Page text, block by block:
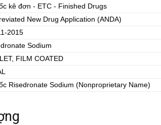
kê đơn - ETC - Finished Drugs
New Drug Application (ANDA)
2015
Sodium
FILM COATED
Risedronate Sodium (Nonproprietary Name)